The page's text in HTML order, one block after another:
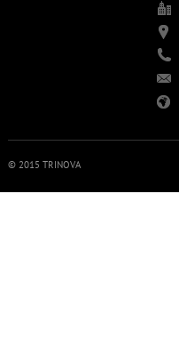
© 2015 TRINOVA